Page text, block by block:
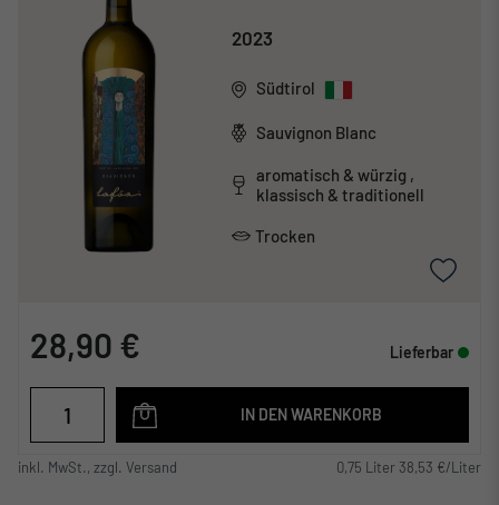
2023
Südtirol
Sauvignon Blanc
aromatisch & würzig ,
klassisch & traditionell
Trocken
28,90 € Lieferbar
IN DEN WARENKORB
inkl. MwSt., zzgl. Versand 0,75 Liter 38,53 €/Liter